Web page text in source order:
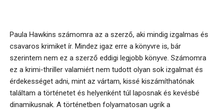
Paula Hawkins számomra az a szerző, aki mindig izgalmas és
csavaros krimiket ír. Mindez igaz erre a könyvre is, bár
szerintem nem ez a szerző eddigi legjobb könyve. Számomra
ez a krimi-thriller valamiért nem tudott olyan sok izgalmat és
érdekességet adni, mint az vártam, kissé kiszámíthatónak
találtam a történetet és helyenként túl laposnak és kevésbé
dinamikusnak. A történetben folyamatosan ugrik a